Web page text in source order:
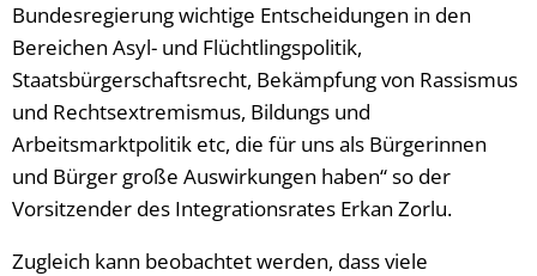
Bundesregierung wichtige Entscheidungen in den
Bereichen Asyl- und Flüchtlingspolitik,
Staatsbürgerschaftsrecht, Bekämpfung von Rassismus
und Rechtsextremismus, Bildungs und
Arbeitsmarktpolitik etc, die für uns als Bürgerinnen
und Bürger große Auswirkungen haben“ so der
Vorsitzender des Integrationsrates Erkan Zorlu.
Zugleich kann beobachtet werden, dass viele